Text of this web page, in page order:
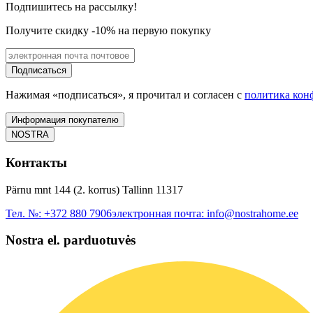
Подпишитесь на рассылку!
Получите скидку -10% на первую покупку
Подписаться
Нажимая «подписаться», я прочитал и согласен с политика
Информация покупателю
NOSTRA
Контакты
Pärnu mnt 144 (2. korrus) Tallinn 11317
Тел. №: +372 880 7906электронная почта: info@nostrahome.ee
Nostra el. parduotuvės